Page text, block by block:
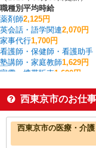
職種別平均時給
薬剤師2,125円
英会話・語学関連2,070円
家事代行1,700円
看護師・保健師・看護助手
塾講師・家庭教師1,629円
家電・携帯販売1,620円
イベント・キャンペーン
介護職・ヘルパー 1,575円
一般・営業事務1,567円
西東京市の他の職種の平
西東京市のお仕
西東京市の医療・介